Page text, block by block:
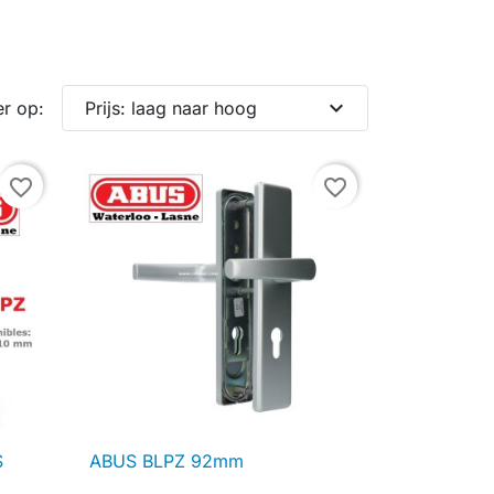
op: Prijs: laag naar hoog expand_more
favorite_border favorite_border
 Snel bekijken
ABUS BLPZ 92mm